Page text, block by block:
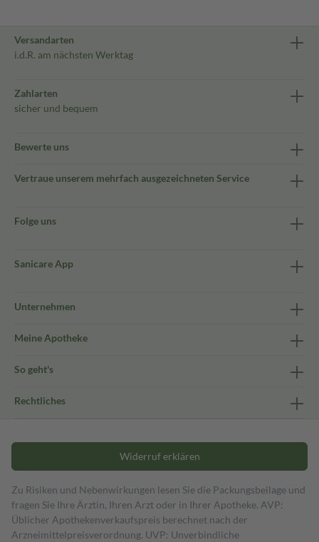
Versandarten
i.d.R. am nächsten Werktag
Zahlarten
sicher und bequem
Bewerte uns
Vertraue unserem mehrfach ausgezeichneten Service
Folge uns
Sanicare App
Unternehmen
Meine Apotheke
So geht's
Rechtliches
Widerruf erklären
Zu Risiken und Nebenwirkungen lesen Sie die Packungsbeilage und
fragen Sie Ihre Ärztin, Ihren Arzt oder in Ihrer Apotheke. AVP:
Üblicher Apothekenverkaufspreis berechnet nach der
Arzneimittelpreisverordnung. UVP: Unverbindliche